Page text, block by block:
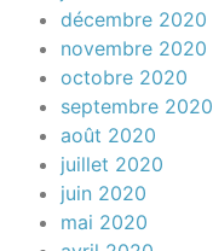
décembre 2020
novembre 2020
octobre 2020
septembre 2020
août 2020
juillet 2020
juin 2020
mai 2020